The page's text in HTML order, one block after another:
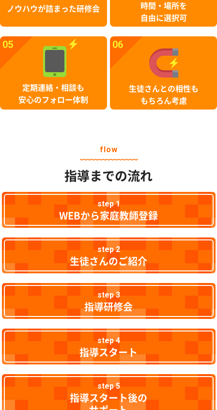
ノウハウが詰まった研修会
時間・場所を
自由に選択可
05
定期連絡・相談も
安心のフォロー体制
06
生徒さんとの相性も
もちろん考慮
flow
指導までの流れ
step 1
WEBから家庭教師登録
step 2
生徒さんのご紹介
step 3
指導研修会
step 4
指導スタート
step 5
指導スタート後の